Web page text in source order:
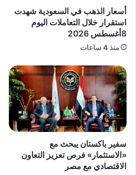
ع
د
و
ج
ة
ص
ع
و
د
ا
د
ز
3
م
ي
ر
ا
ت
د
و
ا
ر
أسعار الذهب في السعودية شهدت
استقرار خلال التعاملات اليوم
8أغسطس 2026
منذ 4 ساعات
سفير باكستان يبحث مع
«الاستثمار» فرص تعزيز التعاون
الاقتصادي مع مصر